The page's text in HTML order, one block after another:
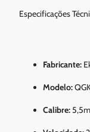
Especificações
Fabricante:
Modelo:
Calibre: